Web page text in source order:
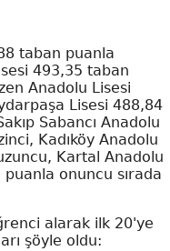
taban puanla
493,35 taban
Anadolu Lisesi
Lisesi 488,84
Sabancı Anadolu
Kadıköy Anadolu
Kartal Anadolu
onuncu sırada
alarak ilk 20'ye
şöyle oldu: